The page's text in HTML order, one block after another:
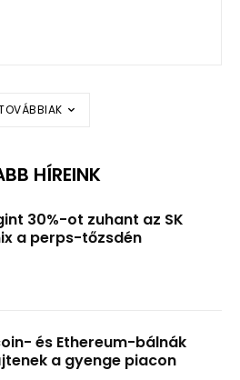
HÍREINK
30%-ot zuhant az SK
a perps-tőzsdén
és Ethereum-bálnák
a gyenge piacon